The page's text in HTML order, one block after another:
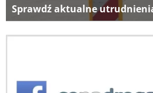
Sprawdź aktualne